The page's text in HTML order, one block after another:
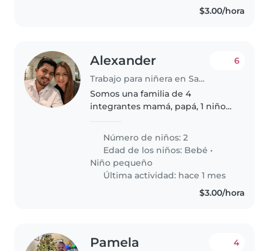
$3.00/hora
Alexander
Trabajo para niñera en San Salvador
6
Somos una familia de 4
integrantes mamá, papá, 1 niño
buscamos una niñera que ayude
a cuidar junto a mamá a cuidar a
los niños
Número de niños: 2
Edad de los niños: Bebé •
Niño pequeño
Última actividad: hace 1 mes
$3.00/hora
Pamela 4